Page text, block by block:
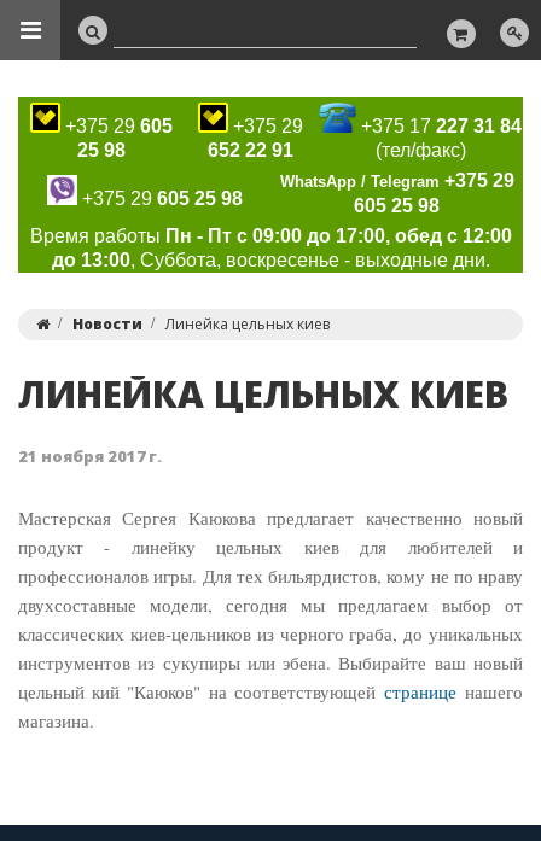
+375 29 605
25 98
+375 29
652 22 91
+375 17227 31 84
(тел/факс)
+375 29 605 25 98
WhatsApp / Telegram +375 29
605 25 98
Время работы Пн - Пт с 09:00 до 17:00, обед с 12:00
до 13:00, Суббота, воскресенье - выходные дни.
Новости Линейка цельных киев
ЛИНЕЙКА ЦЕЛЬНЫХ КИЕВ
21 ноября 2017 г.
Мастерская Сергея Каюкова предлагает качественно новый
продукт - линейку цельных киев для любителей и
профессионалов игры. Для тех бильярдистов, кому не по нраву
двухсоставные модели, сегодня мы предлагаем выбор от
классических киев-цельников из черного граба, до уникальных
инструментов из сукупиры или эбена. Выбирайте ваш новый
цельный кий "Каюков" на соответствующей странице нашего
магазина.